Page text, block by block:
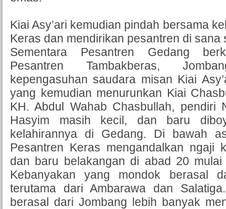
Kiai Asy’ari kemudian pindah bersama
Keras dan mendirikan pesantren di sana
Sementara Pesantren Gedang
Pesantren Tambakberas,
kepengasuhan saudara misan Kiai
yang kemudian menurunkan Kiai
KH. Abdul Wahab Chasbullah, pendiri
Hasyim masih kecil, dan baru
kelahirannya di Gedang. Di bawah
Pesantren Keras mengandalkan ngaji
dan baru belakangan di abad 20 mulai
Kebanyakan yang mondok berasal
terutama dari Ambarawa dan
berasal dari Jombang lebih banyak